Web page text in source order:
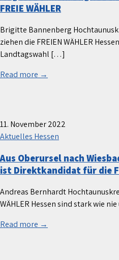
FREIE WÄHLER
Brigitte Bannenberg
ziehen die FREIEN WÄHLER
Landtagswahl […]
Read more →
11. November 2022
Aktuelles Hessen
Aus Oberursel nach
ist Direktkandidat für die
Andreas Bernhardt
WÄHLER Hessen sind stark wie
Read more →